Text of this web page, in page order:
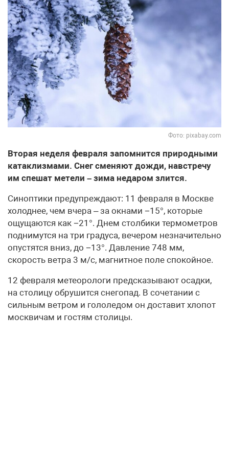
Фото: pixabay.com
Вторая неделя февраля запомнится природными
катаклизмами. Снег сменяют дожди, навстречу
им спешат метели – зима недаром злится.
Синоптики предупреждают: 11 февраля в Москве
холоднее, чем вчера – за окнами −15°, которые
ощущаются как −21°. Днем столбики термометров
поднимутся на три градуса, вечером незначительно
опустятся вниз, до −13°. Давление 748 мм,
скорость ветра 3 м/с, магнитное поле спокойное.
12 февраля метеорологи предсказывают осадки,
на столицу обрушится снегопад. В сочетании с
сильным ветром и гололедом он доставит хлопот
москвичам и гостям столицы.